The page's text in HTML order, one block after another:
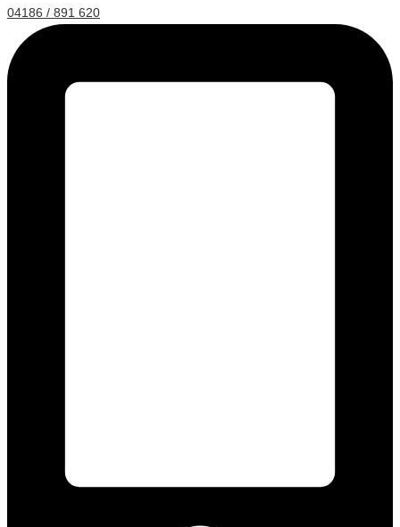
04186 / 891 620